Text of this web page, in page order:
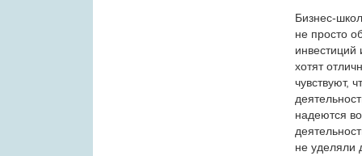
Бизнес-
не просто
хотят
чувствуют,
надеются
не уделяли